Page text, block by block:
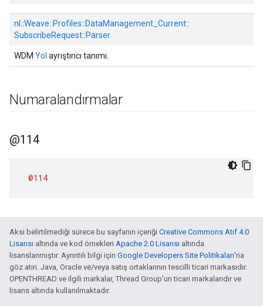
nl::Weave::Profiles::DataManagement_Current::
SubscribeRequest::Parser
WDM Yol ayrıştırıcı tanımı.
Numaralandırmalar
@114
@114
Aksi belirtilmediği sürece bu sayfanın içeriği Creative Commons Atıf 4.0
Lisansı altında ve kod örnekleri Apache 2.0 Lisansı altında
lisanslanmıştır. Ayrıntılı bilgi için Google Developers Site Politikaları'na
göz atın. Java, Oracle ve/veya satış ortaklarının tescilli ticari markasıdır.
OPENTHREAD ve ilgili markalar, Thread Group'un ticari markalarıdır ve
lisans altında kullanılmaktadır.